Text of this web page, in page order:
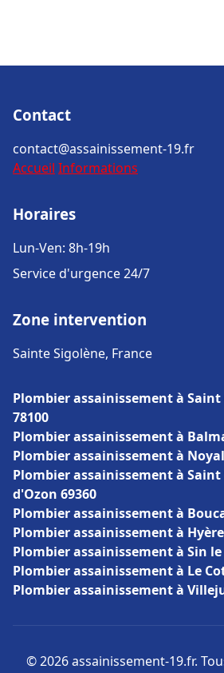
Contact
contact@assainissement-19.fr
Accueil Informations
Horaires
Lun-Ven: 8h-19h
Service d'urgence 24/7
Zone intervention
Sainte Sigolène, France
Plombier assainissement à
78100
Plombier assainissement à
Plombier assainissement à
Plombier assainissement à
d'Ozon 69360
Plombier assainissement à
Plombier assainissement à
Plombier assainissement à Sin le
Plombier assainissement à Le
Plombier assainissement à
© 2026 assainissement-19.fr.